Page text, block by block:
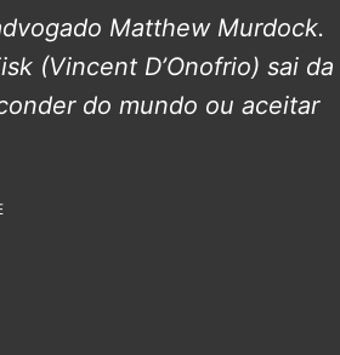
Matthew Murdock.
(Vincent D’Onofrio) sai da
do mundo ou aceitar